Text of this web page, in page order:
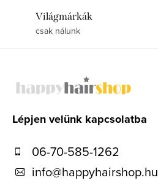
Világmárkák
csak nálunk
Lépjen velünk kapcsolatba
06-70-585-1262
info@happyhairshop.hu